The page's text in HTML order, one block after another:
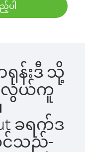
ပါ
ရုန်းဒီ သို့
လွယ်ကူ
ခရက်ဒ
င်သည်-